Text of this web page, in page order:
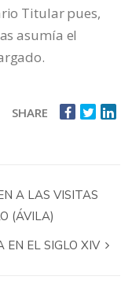
Titular pues,
asumía el
SHARE
A LAS VISITAS
(ÁVILA)
EN EL SIGLO XIV